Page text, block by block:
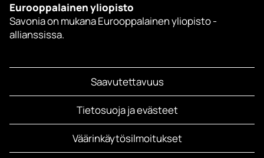
Eurooppalainen yliopisto
Savonia on mukana Eurooppalainen yliopisto -
allianssissa.
Saavutettavuus
Tietosuoja ja evästeet
Väärinkäytösilmoitukset